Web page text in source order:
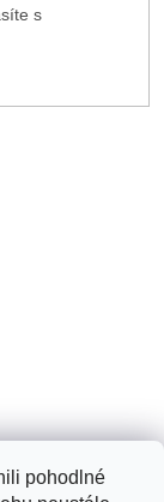
pohodlné
s